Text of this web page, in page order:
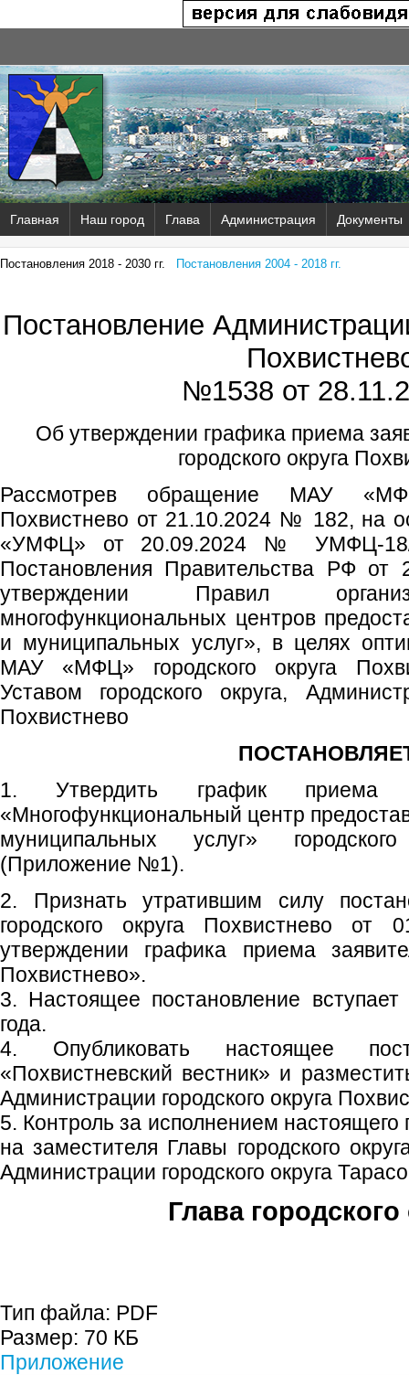
Главная Наш город Глава Администрация Документы
Постановления 2018 - 2030 гг. Постановления 2004 - 2018 гг.
Постановление
№1538 от
Об утверждении графика приема
городского округа
Рассмотрев обращение МАУ
Похвистнево от 21.10.2024 № 182, на
«УМФЦ» от 20.09.2024 № УМФЦ-18/
Постановления Правительства РФ
утверждении Правил
многофункциональных центров
и муниципальных услуг», в целях
МАУ «МФЦ» городского округа
Уставом городского округа,
Похвистнево
1. Утвердить график
«Многофункциональный центр
муниципальных услуг»
(Приложение №1).
2. Признать утратившим силу
городского округа Похвистнево
утверждении графика приема
Похвистнево».
3. Настоящее постановление
года.
4. Опубликовать настоящее
«Похвистневский вестник» и
Администрации городского округа
5. Контроль за исполнением настоящего
на заместителя Главы городского
Администрации городского округа
Глава городского
Тип файла: PDF
Размер: 70 КБ
Приложение